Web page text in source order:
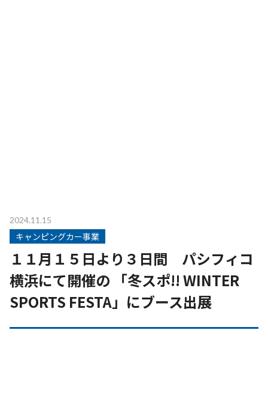
2024.11.15
キャンピングカー事業
１１月１５日より３日間 パシフィコ
横浜にて開催の 「冬スポ!! WINTER
SPORTS FESTA」にブース出展